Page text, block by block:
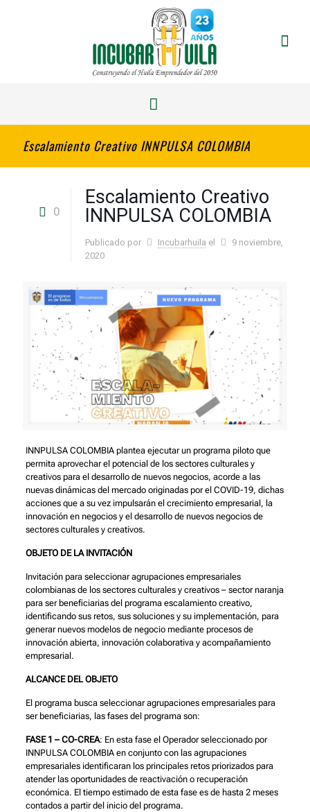
Escalamiento Creativo INNPULSA COLOMBIA
0
Escalamiento Creativo
INNPULSA COLOMBIA
Publicado por Incubarhuila el
9 noviembre,
2020
INNPULSA COLOMBIA plantea ejecutar un programa piloto que
permita aprovechar el potencial de los sectores culturales y
creativos para el desarrollo de nuevos negocios, acorde a las
nuevas dinámicas del mercado originadas por el COVID-19, dichas
acciones que a su vez impulsarán el crecimiento empresarial, la
innovación en negocios y el desarrollo de nuevos negocios de
sectores culturales y creativos.
OBJETO DE LA INVITACIÓN
Invitación para seleccionar agrupaciones empresariales
colombianas de los sectores culturales y creativos – sector naranja
para ser beneficiarias del programa escalamiento creativo,
identificando sus retos, sus soluciones y su implementación, para
generar nuevos modelos de negocio mediante procesos de
innovación abierta, innovación colaborativa y acompañamiento
empresarial.
ALCANCE DEL OBJETO
El programa busca seleccionar agrupaciones empresariales para
ser beneficiarias, las fases del programa son:
FASE 1 – CO-CREA: En esta fase el Operador seleccionado por
INNPULSA COLOMBIA en conjunto con las agrupaciones
empresariales identificaran los principales retos priorizados para
atender las oportunidades de reactivación o recuperación
económica. El tiempo estimado de esta fase es de hasta 2 meses
contados a partir del inicio del programa.